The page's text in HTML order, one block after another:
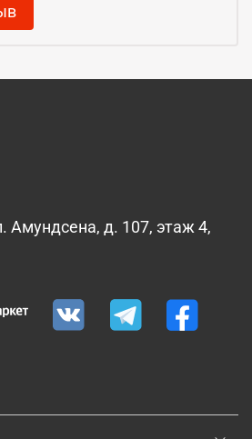
Амундсена, д. 107, этаж 4,